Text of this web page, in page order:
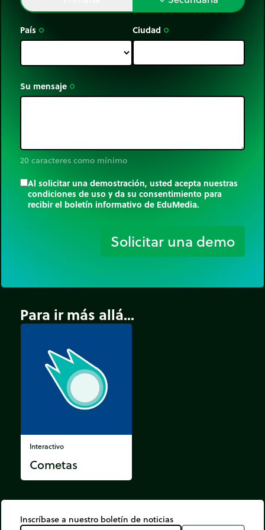
País trip_origin Ciudad trip_origin
Su mensaje trip_origin
20 caracteres como mínimo
Al solicitar una demostración, usted acepta nuestras
condiciones de uso y da su consentimiento para
recibir el boletín informativo de EduMedia.
Solicitar una demo
Para ir más allá...
Interactivo
Cometas
Inscríbase a nuestro boletín de noticias